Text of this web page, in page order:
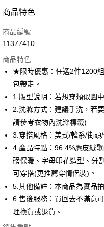
付款方式
信用卡一次付款
LINE Pay
Apple Pay
街口支付
悠遊付
ATM付款
運送方式
全家取貨付款
每筆NT$80，滿NT$1,000(含以
商品特色
商品編號
11377410
商品特色
★限時優惠：任選2件1200
包帶走。
1.版型說明：若想穿類似圖
2.洗滌方式：建議手洗，若
請參考衣物內洗滌標籤)
3.穿搭風格：美式/韓系/街頭
4.產品特點：96.4%麂皮絨
磅保暖、字母印花造型、分
可穿搭(更推薦穿情侶裝)。
5.其他備註：本商品為實品
6.售後服務：買回去不滿意
理換貨或退貨。